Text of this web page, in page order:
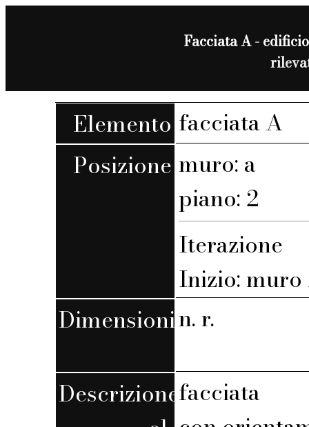
Facciata A -
Elemento facciata A
Posizione muro: a
piano: 2
Iterazione
Inizio: muro
Dimensionin. r.
Descrizionefacciata